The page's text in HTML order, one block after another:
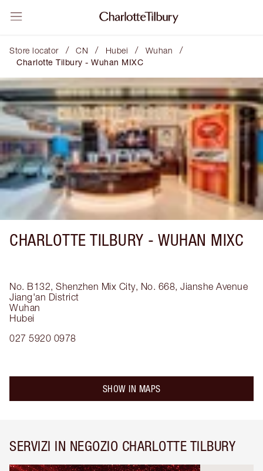
Store locator / CN / Hubei / Wuhan /
Charlotte Tilbury - Wuhan MIXC
CHARLOTTE TILBURY - WUHAN MIXC
No. B132, Shenzhen Mix City, No. 668, Jianshe Avenue
Jiang'an District
Wuhan
Hubei
027 5920 0978
SHOW IN MAPS
SERVIZI IN NEGOZIO CHARLOTTE TILBURY